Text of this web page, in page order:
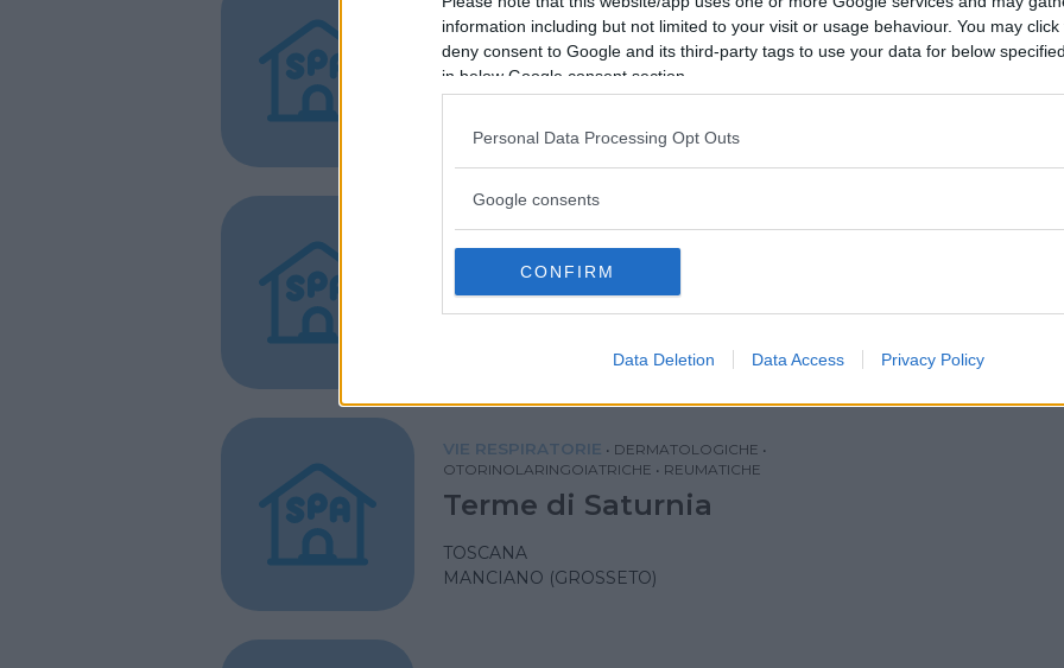
information including but not limited to your visit or usage behaviour. You may
deny consent to Google and its third-party tags to use your data for below
in below Google consent section.
Personal Data Processing Opt Outs
Google consents
CONFIRM
Data Deletion Data Access Privacy Policy
VIE RESPIRATORIE • DERMATOLOGICHE •
OTORINOLARINGOIATRICHE
REUMATICHE
Terme dei papi
VITERBO
Terme di Frasassi - San Vittore
SPA
VIE RESPIRATORIE • DERMATOLOGICHE •
OTORINOLARINGOIATRICHE • REUMATICHE
Terme di Saturnia
TOSCANA
MANCIANO (GROSSETO)